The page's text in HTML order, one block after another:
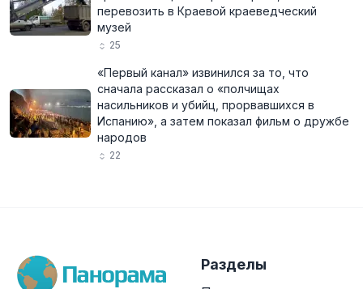
перевозить в Краевой краеведческий
музей
25
«Первый канал» извинился за то, что
сначала рассказал о «полчищах
насильников и убийц, прорвавшихся в
Испанию», а затем показал фильм о дружбе
народов
22
Разделы